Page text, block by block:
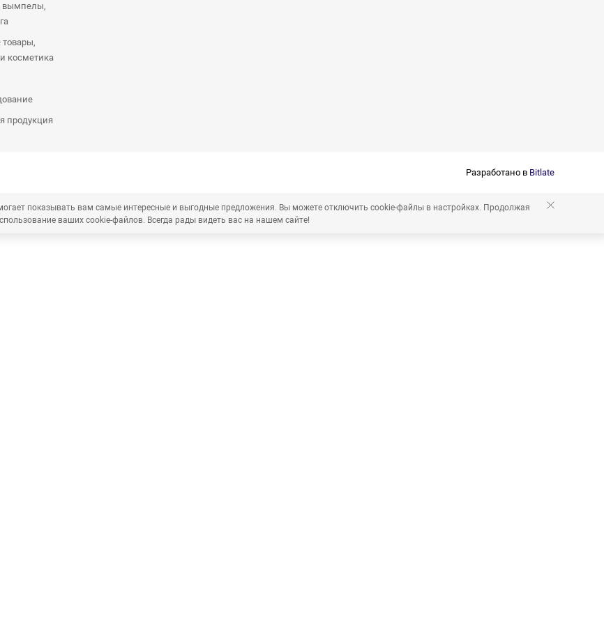
вымпелы,
косметика
продукция
Разработано в Bitlate
показывать вам самые интересные и выгодные предложения. Вы можете отключить cookie-файлы в настройках. Продолжая
ваших cookie-файлов. Всегда рады видеть вас на нашем сайте!